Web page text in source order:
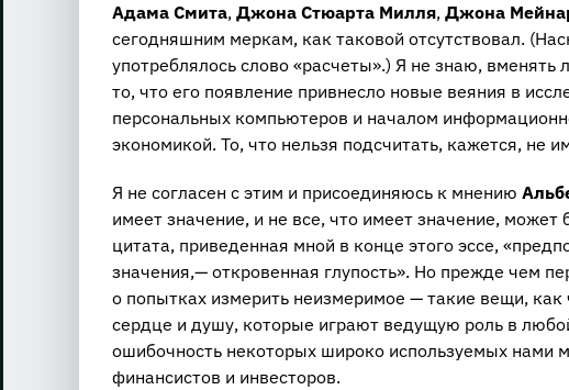
Адама Смита, Джона Стюарта Милля, Джона
сегодняшним меркам, как таковой отсутствовал.
употреблялось слово «расчеты».) Я не знаю, вменять
то, что его появление привнесло новые веяния в
персональных компьютеров и началом
экономикой. То, что нельзя подсчитать, кажется, не
Я не согласен с этим и присоединяюсь к мнению
имеет значение, и не все, что имеет значение,
цитата, приведенная мной в конце этого эссе,
значения,— откровенная глупость». Но прежде чем
о попытках измерить неизмеримое — такие вещи,
сердце и душу, которые играют ведущую роль в
ошибочность некоторых широко используемых нами
финансистов и инвесторов.